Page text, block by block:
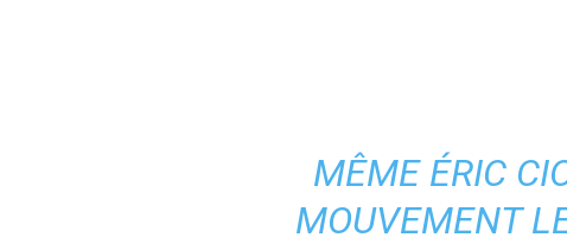
MÊME ÉRIC
MOUVEMENT